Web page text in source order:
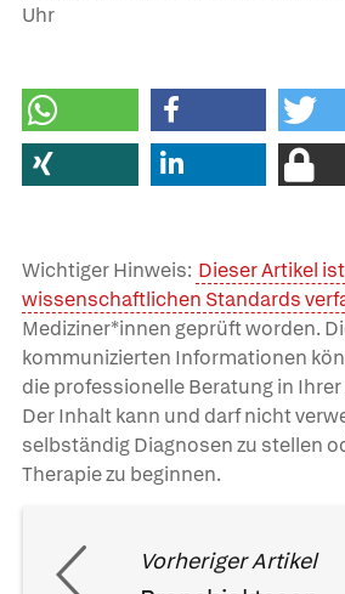
Uhr
Wichtiger Hinweis: Dieser Artikel
wissenschaftlichen Standards
Mediziner*innen geprüft worden.
kommunizierten Informationen
die professionelle Beratung in
Der Inhalt kann und darf nicht
selbständig Diagnosen zu stellen
Therapie zu beginnen.
Vorheriger Artikel